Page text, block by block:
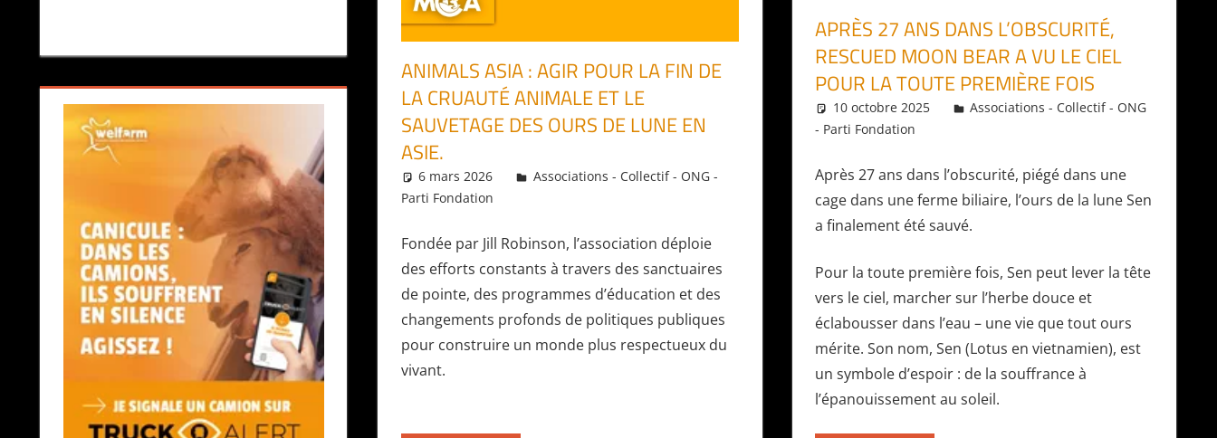
ANIMALS ASIA : AGIR POUR LA FIN DE
LA CRUAUTÉ ANIMALE ET LE
SAUVETAGE DES OURS DE LUNE EN
ASIE.
6 mars 2026 Daniel
Associations - Collectif - ONG -
Parti Fondation
Fondée par Jill Robinson, l’association déploie
des efforts constants à travers des sanctuaires
de pointe, des programmes d’éducation et des
changements profonds de politiques publiques
pour construire un monde plus respectueux du
vivant.
APRÈS 27 ANS DANS L’OBSCURITÉ,
RESCUED MOON BEAR A VU LE CIEL
POUR LA TOUTE PREMIÈRE FOIS
10 octobre 2025 Daniel
Associations - Collectif - ONG
- Parti Fondation
Après 27 ans dans l’obscurité, piégé dans une
cage dans une ferme biliaire, l’ours de la lune Sen
a finalement été sauvé.
Pour la toute première fois, Sen peut lever la tête
vers le ciel, marcher sur l’herbe douce et
éclabousser dans l’eau – une vie que tout ours
mérite. Son nom, Sen (Lotus en vietnamien), est
un symbole d’espoir : de la souffrance à
l’épanouissement au soleil.